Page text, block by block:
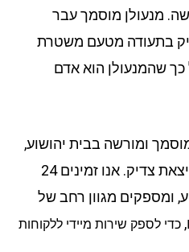
מוסמך עבר
מטעם משטרת
הוא אדם
בבית יהושוע,
אל תהססו לפנות למנעולן יצאת צדיק. אנו זמינים 24
ומספקים מגוון רחב של
שירות מיידי ללקוחות